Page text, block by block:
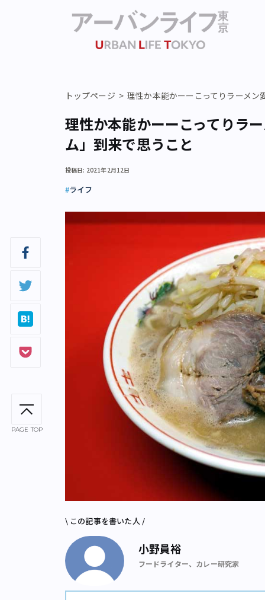
PAGE TOP
トップページ 理性か本能かーーこってりラーメ
理性か本能かーーこってりラ
ム」到来で思うこと
投稿日: 2021年2月12日
ライフ
\ この記事を書いた人 /
小野員裕
フードライター、カレー研究家